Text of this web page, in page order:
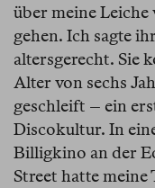
über meine
gehen. Ich sagte
altersgerecht. Sie
Alter von sechs
geschleift – ein
Discokultur. In
Billigkino an der
Street hatte